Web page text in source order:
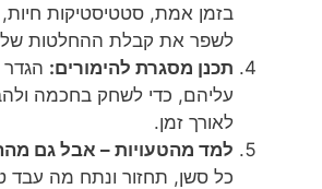
בזמן אמת, סטטיסטיקות חיות,
לשפר את קבלת ההחלטות
תכנן מסגרת להימורים: הגדר
עליהם, כדי לשחק בחכמה
לאורך זמן.
למד מהטעויות – אבל גם
כל סשן, תחזור ונתח מה עבד